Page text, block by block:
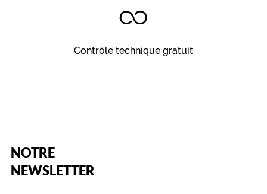
Contrôle technique gratuit
NOTRE
NEWSLETTER
Name
(Ce
champ
est
obligatoire)